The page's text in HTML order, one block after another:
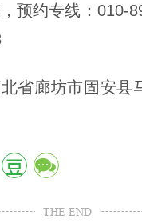
预约专线：010-
省廊坊市固安县
THE END